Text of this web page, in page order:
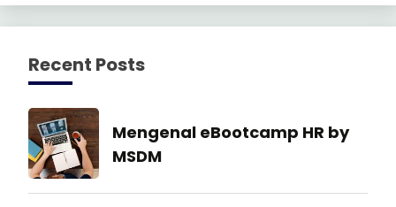
Recent Posts
Industrial
Relation
Mengenal eBootcamp HR by
MSDM
22